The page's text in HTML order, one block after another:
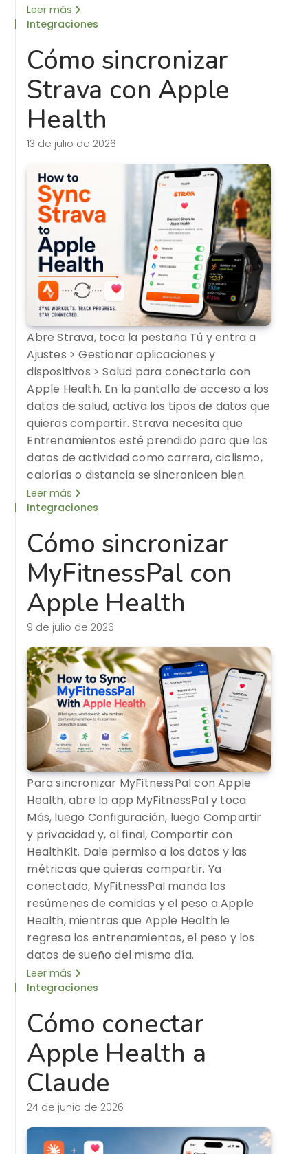
Leer más
Integraciones
Cómo sincronizar
Strava con Apple
Health
13 de julio de 2026
Abre Strava, toca la pestaña Tú y entra a
Ajustes > Gestionar aplicaciones y
dispositivos > Salud para conectarla con
Apple Health. En la pantalla de acceso a los
datos de salud, activa los tipos de datos que
quieras compartir. Strava necesita que
Entrenamientos esté prendido para que los
datos de actividad como carrera, ciclismo,
calorías o distancia se sincronicen bien.
Leer más
Integraciones
Cómo sincronizar
MyFitnessPal con
Apple Health
9 de julio de 2026
Para sincronizar MyFitnessPal con Apple
Health, abre la app MyFitnessPal y toca
Más, luego Configuración, luego Compartir
y privacidad y, al final, Compartir con
HealthKit. Dale permiso a los datos y las
métricas que quieras compartir. Ya
conectado, MyFitnessPal manda los
resúmenes de comidas y el peso a Apple
Health, mientras que Apple Health le
regresa los entrenamientos, el peso y los
datos de sueño del mismo día.
Leer más
Integraciones
Cómo conectar
Apple Health a
Claude
24 de junio de 2026